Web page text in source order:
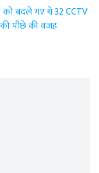
को बदले गए थे 32 CCTV
पीछे की वजह